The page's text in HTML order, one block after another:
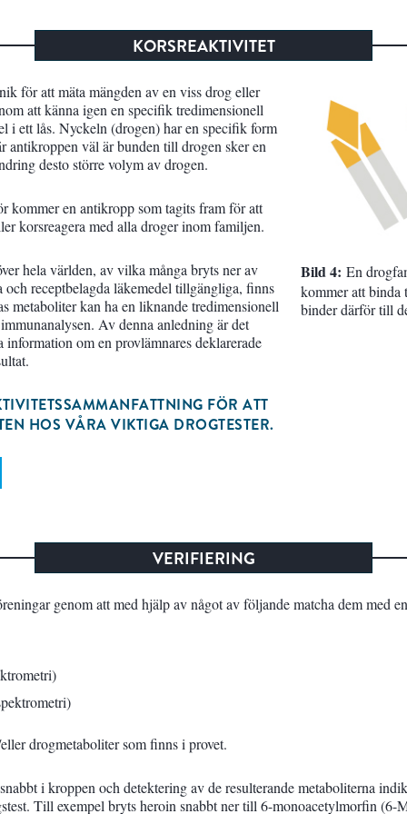
KORSREAKTIVITET
för att mäta mängden av en viss drog eller
att känna igen en specifik tredimensionell
i ett lås. Nyckeln (drogen) har en specifik form
antikroppen väl är bunden till drogen sker en
desto större volym av drogen.
kommer en antikropp som tagits fram för att
korsreagera med alla droger inom familjen.
hela världen, av vilka många bryts ner av
receptbelagda läkemedel tillgängliga, finns
metaboliter kan ha en liknande tredimensionell
Av denna anledning är det
om en provlämnares deklarerade
FÖR ATT
HOS VÅRA VIKTIGA DROGTESTER.
Bild 4: En
kommer att
binder därför till
VERIFIERING
genom att med hjälp av något av följande matcha dem med
drogmetaboliter som finns i provet.
i kroppen och detektering av de resulterande metaboliterna
Till exempel bryts heroin snabbt ner till 6-monoacetylmorfin